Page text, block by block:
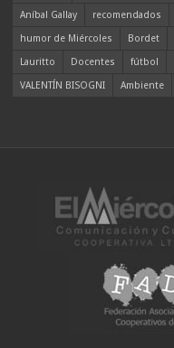
Aníbal Gallay
recomendados
humor de Miércoles
Bordet
Lauritto
Docentes fútbol
VALENTÍN BISOGNI
Ambiente